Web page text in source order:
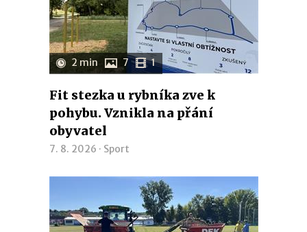
2 min 7 1
Fit stezka u rybníka zve k
pohybu. Vznikla na přání
obyvatel
7. 8. 2026 · Sport